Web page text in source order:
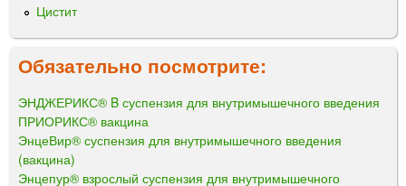
Цистит
Обязательно посмотрите:
ЭНДЖЕРИКС® B суспензия для внутримышечного введения
ПРИОРИКС® вакцина
ЭнцеВир® суспензия для внутримышечного введения
(вакцина)
Энцепур® взрослый суспензия для внутримышечного